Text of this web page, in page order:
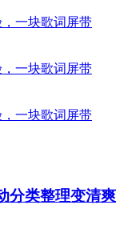
分类整理变清爽